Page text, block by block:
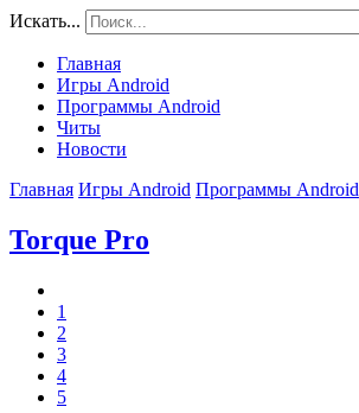
Искать...
Главная
Игры Android
Программы Android
Читы
Новости
Главная Игры Android Программы Android
Torque Pro
1
2
3
4
5